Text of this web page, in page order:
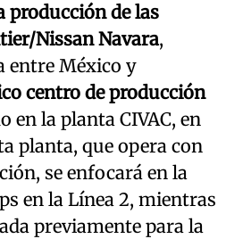
producción de las
Nissan Navara,
entre México y
centro de producción
en la planta CIVAC, en
planta, que opera con
se enfocará en la
en la Línea 2, mientras
previamente para la